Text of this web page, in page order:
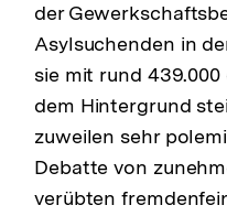
der
Asylsuchenden in
sie mit rund
dem Hintergrund
zuweilen sehr
Debatte von
verübten